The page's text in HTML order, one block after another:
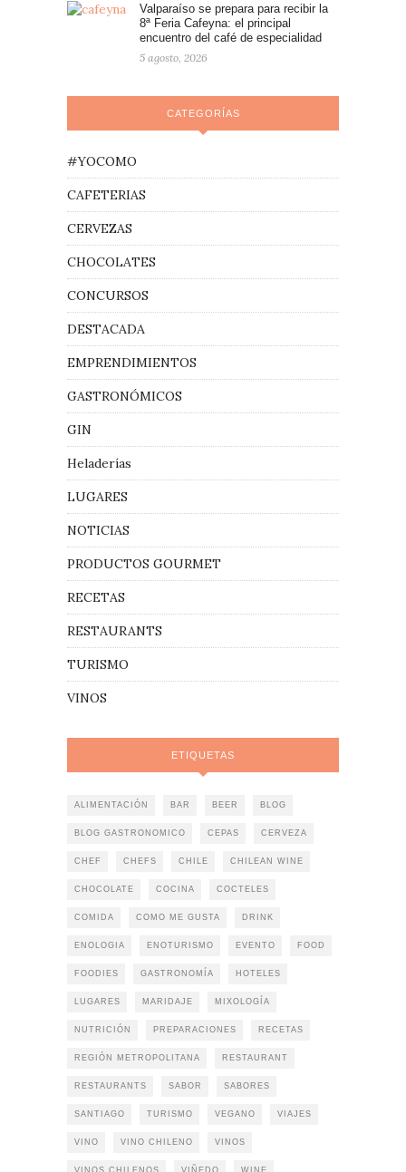
Valparaíso se prepara para recibir la
8ª Feria Cafeyna: el principal
encuentro del café de especialidad
5 agosto, 2026
CATEGORÍAS
#YOCOMO
CAFETERIAS
CERVEZAS
CHOCOLATES
CONCURSOS
DESTACADA
EMPRENDIMIENTOS
GASTRONÓMICOS
GIN
Heladerías
LUGARES
NOTICIAS
PRODUCTOS GOURMET
RECETAS
RESTAURANTS
TURISMO
VINOS
ETIQUETAS
ALIMENTACIÓN BAR BEER BLOG
BLOG GASTRONOMICO CEPAS CERVEZA
CHEF CHEFS CHILE CHILEAN WINE
CHOCOLATE COCINA COCTELES
COMIDA COMO ME GUSTA DRINK
ENOLOGIA ENOTURISMO EVENTO FOOD
FOODIES GASTRONOMÍA HOTELES
LUGARES MARIDAJE MIXOLOGÍA
NUTRICIÓN PREPARACIONES RECETAS
REGIÓN METROPOLITANA RESTAURANT
RESTAURANTS SABOR SABORES
SANTIAGO TURISMO VEGANO VIAJES
VINO VINO CHILENO VINOS
VINOS CHILENOS VIÑEDO WINE